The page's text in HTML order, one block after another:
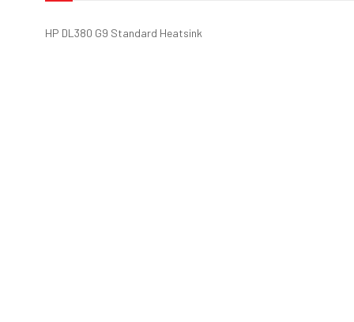
HP DL380 G9 Standard Heatsink